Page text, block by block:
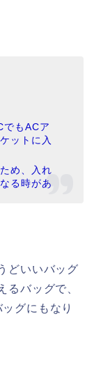
でもACア
ットに入
め、入れ
る時があ
どいいバッグ
るバッグで、
グにもなり